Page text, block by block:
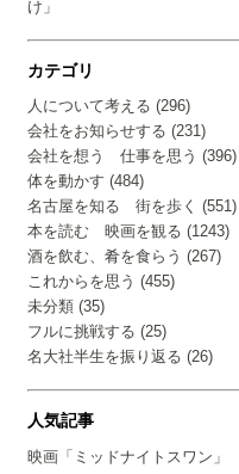
け」
カテゴリ
人について考える (296)
会社をお知らせする (231)
会社を想う 仕事を思う (396)
体を動かす (484)
名古屋を知る 街を歩く (551)
本を読む 映画を観る (1243)
酒を飲む、肴を食らう (267)
これからを思う (455)
未分類 (35)
フルに挑戦する (25)
名大社半生を振り返る (26)
人気記事
映画「ミッドナイトスワン」